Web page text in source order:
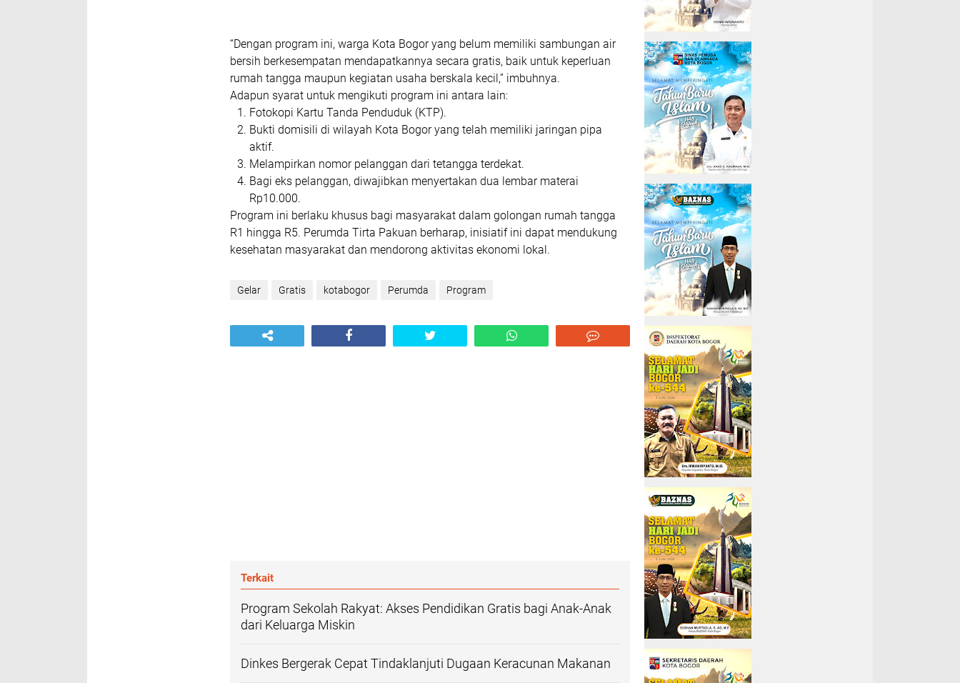
“Dengan program ini, warga Kota Bogor yang belum memiliki sambungan air
bersih berkesempatan mendapatkannya secara gratis, baik untuk keperluan
rumah tangga maupun kegiatan usaha berskala kecil,” imbuhnya.
Adapun syarat untuk mengikuti program ini antara lain:
Fotokopi Kartu Tanda Penduduk (KTP).
Bukti domisili di wilayah Kota Bogor yang telah memiliki jaringan pipa
aktif.
Melampirkan nomor pelanggan dari tetangga terdekat.
Bagi eks pelanggan, diwajibkan menyertakan dua lembar materai
Rp10.000.
Program ini berlaku khusus bagi masyarakat dalam golongan rumah tangga
R1 hingga R5. Perumda Tirta Pakuan berharap, inisiatif ini dapat mendukung
kesehatan masyarakat dan mendorong aktivitas ekonomi lokal.
Gelar Gratis kotabogor Perumda Program
Terkait
Program Sekolah Rakyat: Akses Pendidikan Gratis bagi Anak-Anak
dari Keluarga Miskin
Dinkes Bergerak Cepat Tindaklanjuti Dugaan Keracunan Makanan